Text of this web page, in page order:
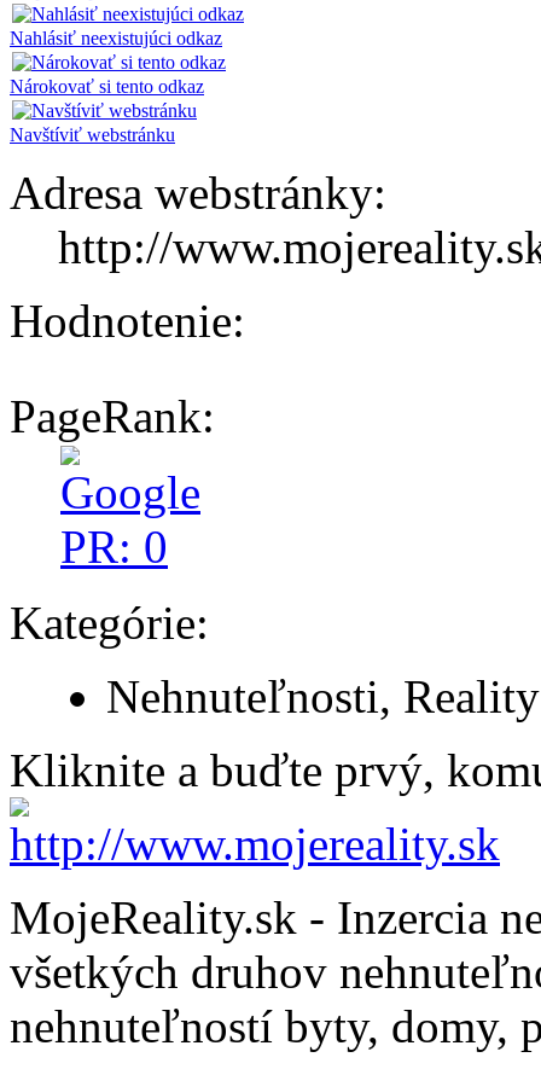
Nahlásiť neexistujúci odkaz
Nárokovať si tento odkaz
Navštíviť webstránku
Adresa webstránky:
http://
Hodnotenie:
PageRank:
Kategórie:
Nehnuteľnosti, Reality
Kliknite a buďte prvý,
MojeReality.sk - Inzercia
všetkých druhov
nehnuteľností byty, domy,